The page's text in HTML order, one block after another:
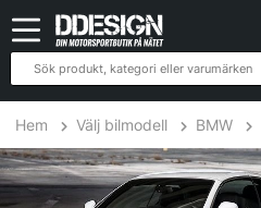
Hem Välj bilmodell BMW